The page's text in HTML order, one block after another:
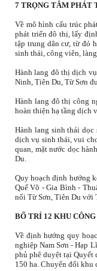
7 TRỌNG TÂM PHÁT
Về mô hình cấu trúc
phát triển đô thị, lấy
tập trung dân cư, từ đó
sinh thái, công viên,
Hành lang đô thị dịch
Ninh, Tiên Du, Từ Sơn
Hành lang đô thị công
hoàn thiện hạ tầng dịch
Hành lang sinh thái
dịch vụ sinh thái, vui
quan, mặt nước dọc
Du.
Quy hoạch định hướng
Quế Võ - Gia Bình -
nối Từ Sơn, Tiên Du với
BỐ TRÍ 12 KHU
Về định hướng quy
nghiệp Nam Sơn - Hạp
phủ phê duyệt tại
150 ha. Chuyển đổi khu